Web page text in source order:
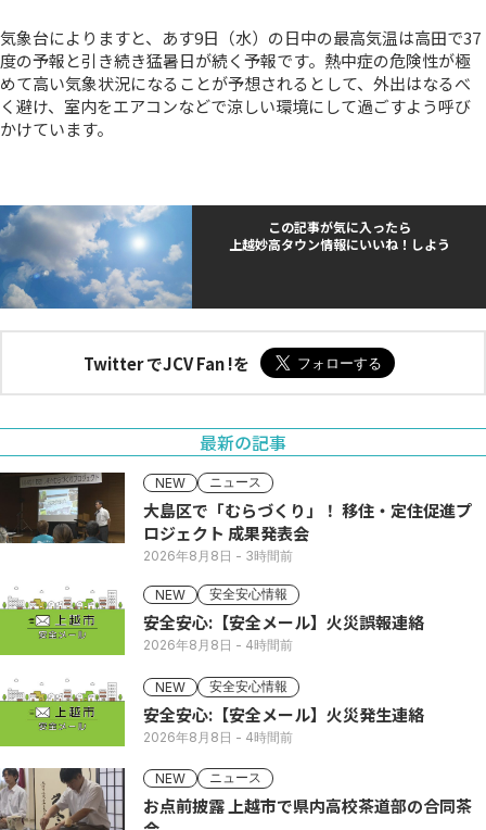
気象台によりますと、あす9日（水）の日中の最高気温は高田で37
度の予報と引き続き猛暑日が続く予報です。熱中症の危険性が極
めて高い気象状況になることが予想されるとして、外出はなるべ
く避け、室内をエアコンなどで涼しい環境にして過ごすよう呼び
かけています。
この記事が気に入ったら
上越妙高タウン情報にいいね！しよう
Twitter でJCV Fan !を
最新の記事
NEW ニュース
大島区で「むらづくり」！ 移住・定住促進プ
ロジェクト 成果発表会
2026年8月8日 - 3時間前
NEW 安全安心情報
安全安心:【安全メール】火災誤報連絡
2026年8月8日 - 4時間前
NEW 安全安心情報
安全安心:【安全メール】火災発生連絡
2026年8月8日 - 4時間前
NEW ニュース
お点前披露 上越市で県内高校茶道部の合同茶